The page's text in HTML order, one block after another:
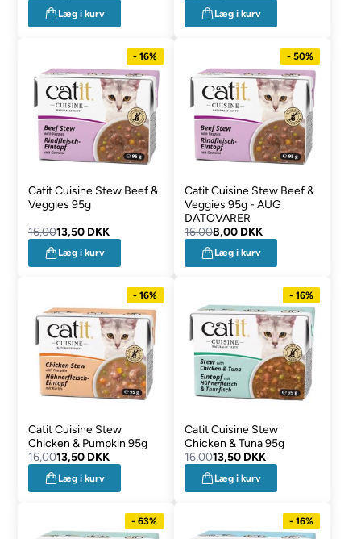
Læg i kurv Læg i kurv
- 16%
Catit Cuisine Stew Beef &
Veggies 95g
16,0013,50 DKK
Læg i kurv
- 50%
Catit Cuisine Stew Beef &
Veggies 95g - AUG
DATOVARER
16,008,00 DKK
Læg i kurv
- 16%
Catit Cuisine Stew
Chicken & Pumpkin 95g
16,0013,50 DKK
Læg i kurv
- 16%
Catit Cuisine Stew
Chicken & Tuna 95g
16,0013,50 DKK
Læg i kurv
- 63% - 16%